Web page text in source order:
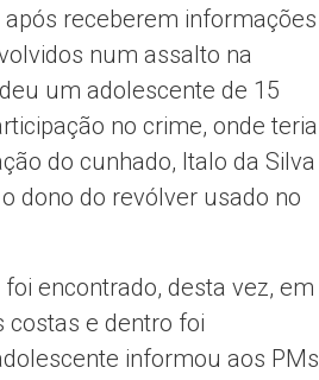
receberem informações
num assalto na
um adolescente de 15
no crime, onde teria
do cunhado, Italo da Silva
dono do revólver usado no
encontrado, desta vez, em
costas e dentro foi
informou aos PMs